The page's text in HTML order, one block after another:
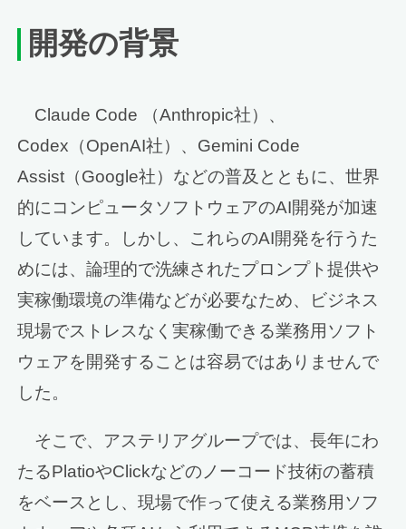
開発の背景
Claude Code （Anthropic社）、
Codex（OpenAI社）、Gemini Code
Assist（Google社）などの普及とともに、世界
的にコンピュータソフトウェアのAI開発が加速
しています。しかし、これらのAI開発を行うた
めには、論理的で洗練されたプロンプト提供や
実稼働環境の準備などが必要なため、ビジネス
現場でストレスなく実稼働できる業務用ソフト
ウェアを開発することは容易ではありませんで
した。
そこで、アステリアグループでは、長年にわ
たるPlatioやClickなどのノーコード技術の蓄積
をベースとし、現場で作って使える業務用ソフ